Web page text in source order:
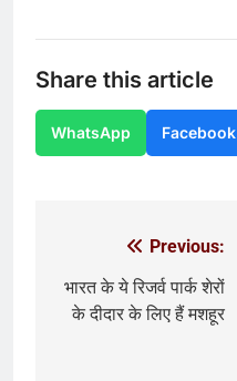
Share this article
WhatsApp Facebook
navigation
Previous:
भारत के ये रिजर्व पार्क शेरों
के दीदार के लिए हैं मशहूर